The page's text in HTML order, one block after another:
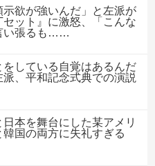
示欲が強いんだ」と左派が
セット』に激怒、「こんな
い張るも……
をしている自覚はあるんだ
、平和記念式典での演説
日本を舞台にした某アメリ
国の両方に失礼すぎる